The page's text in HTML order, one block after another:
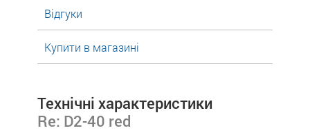
Відгуки
Купити в магазині
Технічні характеристики
Re: D2-40 red